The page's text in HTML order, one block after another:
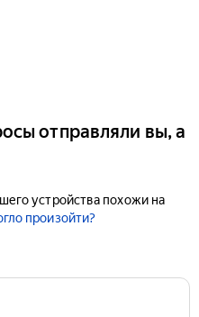
отправляли вы, а
устройства похожи на
произойти?